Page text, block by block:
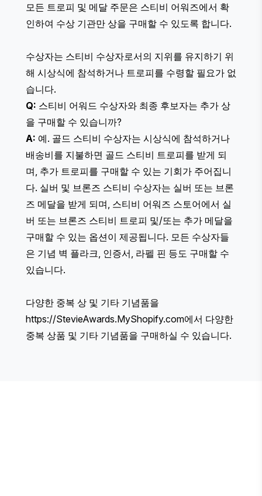
모든 트로피 및 메달 주문은 스티비 어워즈에서 확
인하여 수상 기관만 상을 구매할 수 있도록 합니다.
수상자는 스티비 수상자로서의 지위를 유지하기 위
해 시상식에 참석하거나 트로피를 수령할 필요가 없
습니다.
Q: 스티비 어워드 수상자와 최종 후보자는 추가 상
을 구매할 수 있습니까?
A: 예. 골드 스티비 수상자는 시상식에 참석하거나
배송비를 지불하면 골드 스티비 트로피를 받게 되
며, 추가 트로피를 구매할 수 있는 기회가 주어집니
다. 실버 및 브론즈 스티비 수상자는 실버 또는 브론
즈 메달을 받게 되며, 스티비 어워즈 스토어에서 실
버 또는 브론즈 스티비 트로피 및/또는 추가 메달을
구매할 수 있는 옵션이 제공됩니다. 모든 수상자들
은 기념 벽 플라크, 인증서, 라펠 핀 등도 구매할 수
있습니다.
다양한 중복 상 및 기타 기념품을
https://StevieAwards.MyShopify.com에서 다양한
중복 상품 및 기타 기념품을 구매하실 수 있습니다.